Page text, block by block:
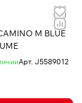
M BLUE
Арт. J5589012